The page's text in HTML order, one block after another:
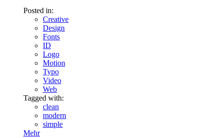
Posted in:
Creative
Design
Fonts
ID
Logo
Motion
Typo
Video
Web
Tagged with:
clean
modern
simple
Mehr